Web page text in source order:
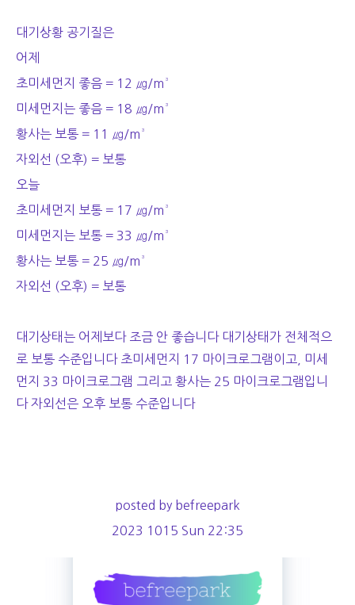
대기상황 공기질은
어제
초미세먼지 좋음 = 12 ㎍/m³
미세먼지는 좋음 = 18 ㎍/m³
황사는 보통 = 11 ㎍/m³
자외선 (오후) = 보통
오늘
초미세먼지 보통 = 17 ㎍/m³
미세먼지는 보통 = 33 ㎍/m³
황사는 보통 = 25 ㎍/m³
자외선 (오후) = 보통
대기상태는 어제보다 조금 안 좋습니다 대기상태가 전체적으
로 보통 수준입니다 초미세먼지 17 마이크로그램이고, 미세
먼지 33 마이크로그램 그리고 황사는 25 마이크로그램입니
다 자외선은 오후 보통 수준입니다
posted by befreepark
2023 1015 Sun 22:35